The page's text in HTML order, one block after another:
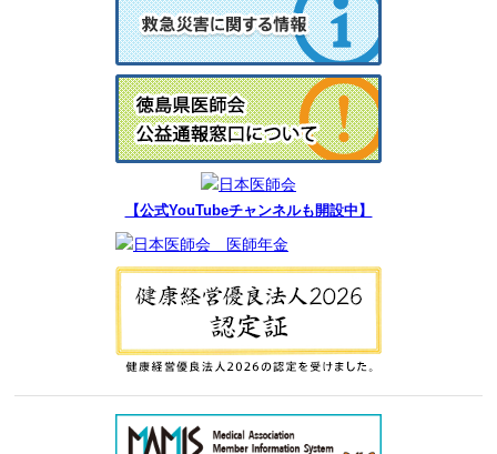
【公式YouTubeチャンネルも開設中】